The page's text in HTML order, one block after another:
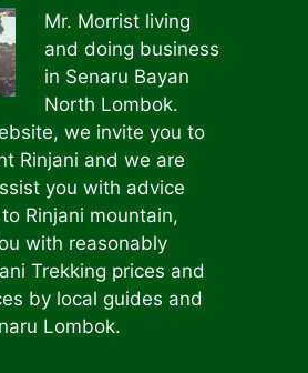
Mr. Morrist living
and doing business
in Senaru Bayan
North Lombok.
we invite you to
Rinjani and we are
you with advice
Rinjani mountain,
with reasonably
Trekking prices and
by local guides and
Lombok.